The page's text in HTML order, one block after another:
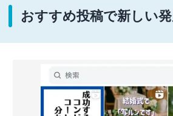
おすすめ投稿で新しい